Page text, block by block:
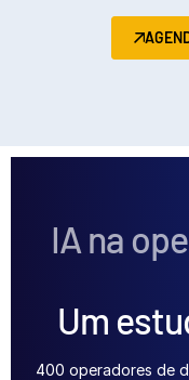
IA na
Um
400 operadores de